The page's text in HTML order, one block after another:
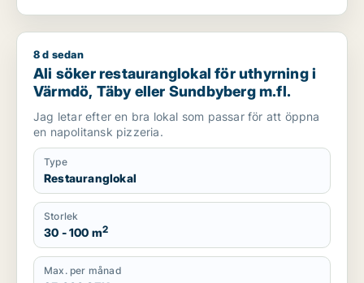
Ali söker restauranglokal för uthyrning i Värmdö, Täby eller
8 d sedan
Ali söker restauranglokal för uthyrning i
Värmdö, Täby eller Sundbyberg m.fl.
Jag letar efter en bra lokal som passar för att öppna
en napolitansk pizzeria.
Type
Restauranglokal
Storlek
30 - 100 m2
Max. per månad